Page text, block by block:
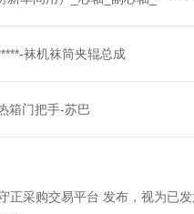
袜机袜筒夹辊总成
箱门把手-苏巴
正采购交易平台 发布，视为已